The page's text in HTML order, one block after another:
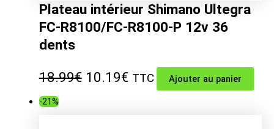
Plateau intérieur Shimano Ultegra
FC-R8100/FC-R8100-P 12v 36
dents
18.99€ Le
10.19€Le
TTC Ajouter au panier
-21%